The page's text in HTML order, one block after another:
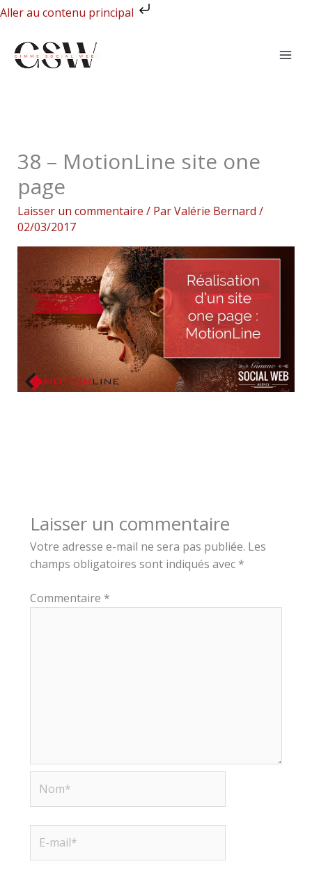
Aller au contenu principal
Aller
contenu
38 – MotionLine site one
page
Laisser un commentaire / ParValérie Bernard /
02/03/2017
Laisser un commentaire
Votre adresse e-mail ne sera pas publiée. Les
champs obligatoires sont indiqués avec *
Commentaire *
mail*